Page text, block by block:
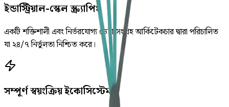
ইন্ডাস্ট্রিয়াল-স্কেল স্ক্র্যাপিং
একটি শক্তিশালী এবং নির্ভরযোগ্য ডেটা সংগ্রহ আর্কিটেকচার দ্বারা পরিচালিত
যা ২৪/৭ নির্ভুলতা নিশ্চিত করে।
সম্পূর্ণ স্বয়ংক্রিয় ইকোসিস্টেম